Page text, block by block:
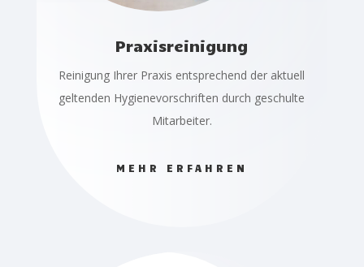
Praxisreinigung
Reinigung Ihrer Praxis entsprechend der aktuell
geltenden Hygienevorschriften durch geschulte
Mitarbeiter.
MEHR ERFAHREN